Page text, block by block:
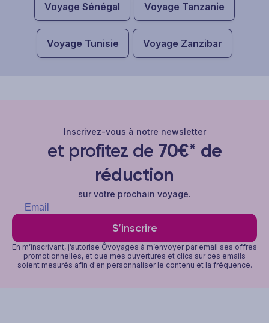
Voyage Sénégal Voyage Tanzanie
Voyage Tunisie Voyage Zanzibar
Inscrivez-vous à notre newsletter
et profitez de 70€* de
réduction
sur votre prochain voyage.
S’inscrire
En m’inscrivant, j’autorise Ôvoyages à m’envoyer par email ses offres
promotionnelles, et que mes ouvertures et clics sur ces emails
soient mesurés afin d'en personnaliser le contenu et la fréquence.